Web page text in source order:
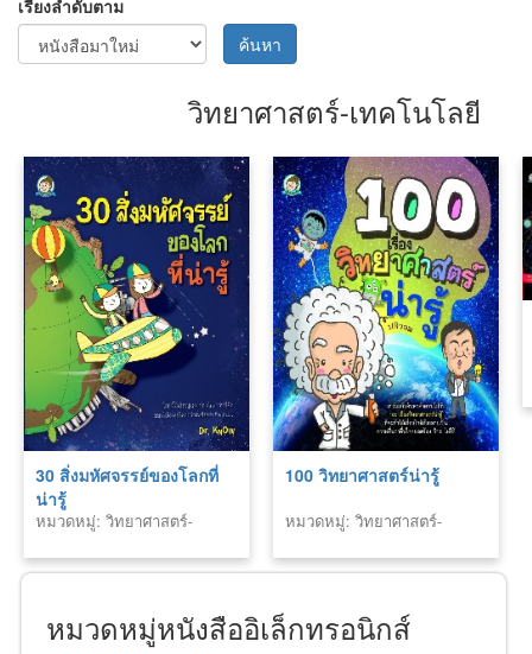
เรียงลำดับตาม
ค้นหา
วิทยาศาสตร์-เทคโนโลยี
30 สิ่งมหัศจรรย์ของโลกที่
น่ารู้
หมวดหมู่: วิทยาศาสตร์-
100 วิทยาศาสตร์น่ารู้
หมวดหมู่: วิทยาศาสตร์-
หมวดหมู่หนังสืออิเล็กทรอนิกส์